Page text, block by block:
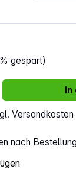
gespart)
Versandkosten
nach Bestellung
den In